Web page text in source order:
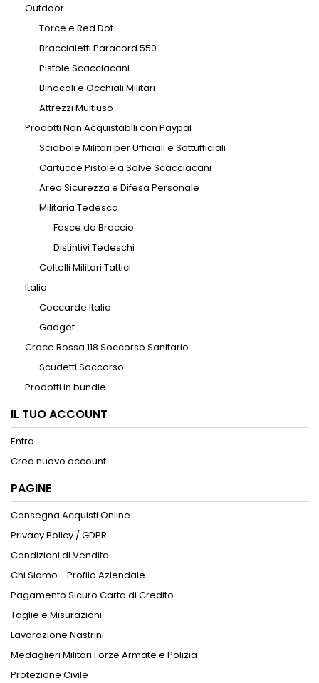
Outdoor
Torce e Red Dot
Braccialetti Paracord 550
Pistole Scacciacani
Binocoli e Occhiali Militari
Attrezzi Multiuso
Prodotti Non Acquistabili con Paypal
Sciabole Militari per Ufficiali e Sottufficiali
Cartucce Pistole a Salve Scacciacani
Area Sicurezza e Difesa Personale
Militaria Tedesca
Fasce da Braccio
Distintivi Tedeschi
Coltelli Militari Tattici
Italia
Coccarde Italia
Gadget
Croce Rossa 118 Soccorso Sanitario
Scudetti Soccorso
Prodotti in bundle
IL TUO ACCOUNT
Entra
Crea nuovo account
PAGINE
Consegna Acquisti Online
Privacy Policy / GDPR
Condizioni di Vendita
Chi Siamo - Profilo Aziendale
Pagamento Sicuro Carta di Credito
Taglie e Misurazioni
Lavorazione Nastrini
Medaglieri Militari Forze Armate e Polizia
Protezione Civile